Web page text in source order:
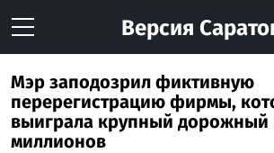
Версия
Мэр заподозрил фиктивную
перерегистрацию фирмы,
выиграла крупный дорожный
миллионов